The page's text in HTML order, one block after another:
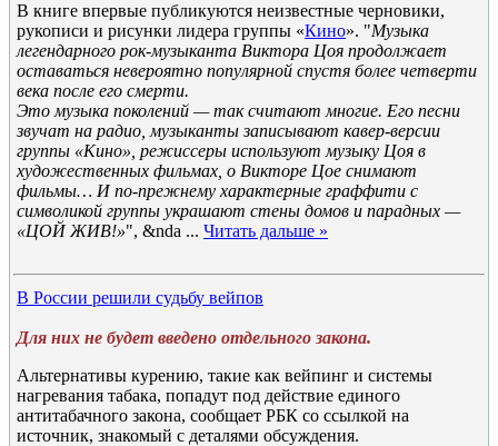
В книге впервые публикуются неизвестные черновики,
рукописи и рисунки лидера группы «Кино». "Музыка
легендарного рок-музыканта Виктора Цоя продолжает
оставаться невероятно популярной спустя более четверти
века после его смерти.
Это музыка поколений — так считают многие. Его песни
звучат на радио, музыканты записывают кавер-версии
группы «Кино», режиссеры используют музыку Цоя в
художественных фильмах, о Викторе Цое снимают
фильмы… И по-прежнему характерные граффити с
символикой группы украшают стены домов и парадных —
«ЦОЙ ЖИВ!»", &nda ... Читать дальше »
В России решили судьбу вейпов
Для них не будет введено отдельного закона.
Альтернативы курению, такие как вейпинг и системы
нагревания табака, попадут под действие единого
антитабачного закона, сообщает РБК со ссылкой на
источник, знакомый с деталями обсуждения.